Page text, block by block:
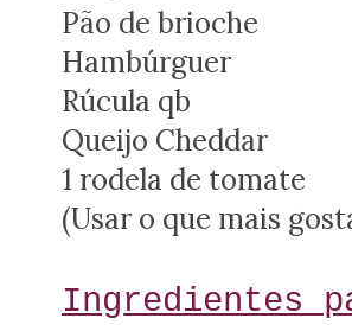
Pão de brioche
Hambúrguer
Rúcula qb
Queijo Cheddar
1 rodela de tomate
(Usar o que mais
Ingredientes